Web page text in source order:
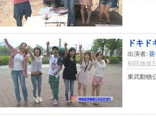
ドキ
出演者:
初回放送
東武動物